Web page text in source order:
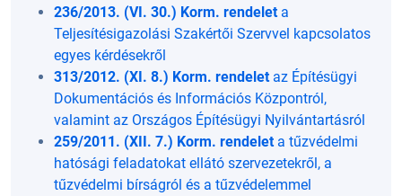
236/2013. (VI. 30.) Korm. rendelet a
Teljesítésigazolási Szakértői Szervvel kapcsolatos
egyes kérdésekről
313/2012. (XI. 8.) Korm. rendelet az Építésügyi
Dokumentációs és Információs Központról,
valamint az Országos Építésügyi Nyilvántartásról
259/2011. (XII. 7.) Korm. rendeleta tűzvédelmi
hatósági feladatokat ellátó szervezetekről, a
tűzvédelmi bírságról és a tűzvédelemmel